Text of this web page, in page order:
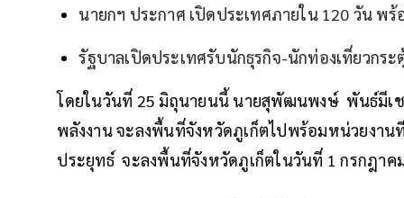
นายกฯ ประกาศ เปิดประเทศภายใน 120 วัน พ
รัฐบาลเปิดประเทศรับนักธุรกิจ-นักท่องเที่ยวกระ
โดยในวันที่ 25 มิถุนายนนี้ นายสุพัฒนพงษ์ พันธ์มีเช
พลังงาน จะลงพื้นที่จังหวัดภูเก็ตไปพร้อมหน่วยงา
ประยุทธ์ จะลงพื้นที่จังหวัดภูเก็ตในวันที่ 1 กรกฎาค